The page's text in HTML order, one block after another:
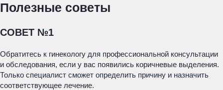
Полезные советы
СОВЕТ №1
Обратитесь к гинекологу для профессиональной консультации
и обследования, если у вас появились коричневые выделения.
Только специалист сможет определить причину и назначить
соответствующее лечение.